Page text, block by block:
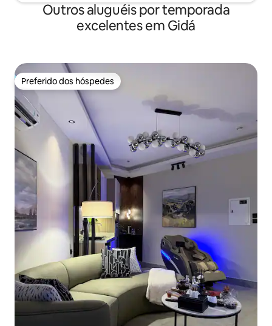
Outros aluguéis por temporada
excelentes em Gidá
Preferido dos hóspedes
Preferido dos hóspedes